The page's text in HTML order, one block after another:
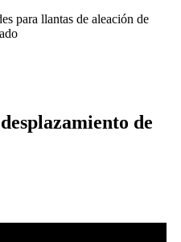
para llantas de aleación de
de